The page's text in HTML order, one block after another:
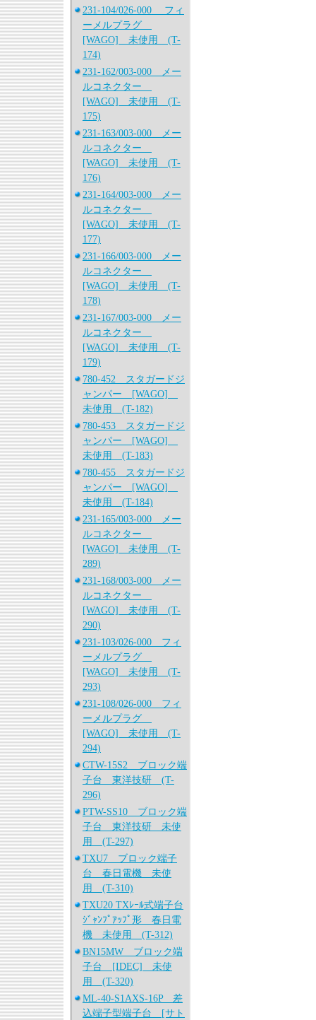
231-104/026-000 フィ
ーメルプラグ
[WAGO] 未使用 (T-
174)
231-162/003-000 メー
ルコネクター
[WAGO] 未使用 (T-
175)
231-163/003-000 メー
ルコネクター
[WAGO] 未使用 (T-
176)
231-164/003-000 メー
ルコネクター
[WAGO] 未使用 (T-
177)
231-166/003-000 メー
ルコネクター
[WAGO] 未使用 (T-
178)
231-167/003-000 メー
ルコネクター
[WAGO] 未使用 (T-
179)
780-452 スタガードジ
ャンパー [WAGO]
未使用 (T-182)
780-453 スタガードジ
ャンパー [WAGO]
未使用 (T-183)
780-455 スタガードジ
ャンパー [WAGO]
未使用 (T-184)
231-165/003-000 メー
ルコネクター
[WAGO] 未使用 (T-
289)
231-168/003-000 メー
ルコネクター
[WAGO] 未使用 (T-
290)
231-103/026-000 フィ
ーメルプラグ
[WAGO] 未使用 (T-
293)
231-108/026-000 フィ
ーメルプラグ
[WAGO] 未使用 (T-
294)
CTW-15S2 ブロック端
子台 東洋技研 (T-
296)
PTW-SS10 ブロック端
子台 東洋技研 未使
用 (T-297)
TXU7 ブロック端子
台 春日電機 未使
用 (T-310)
TXU20 TXﾚｰﾙ式端子台
ｼﾞｬﾝﾌﾟｱｯﾌﾟ形 春日電
機 未使用 (T-312)
BN15MW ブロック端
子台 [IDEC] 未使
用 (T-320)
ML-40-S1AXS-16P 差
込端子型端子台 [サト